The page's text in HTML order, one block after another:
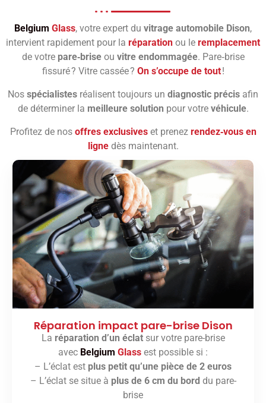
Belgium Glass, votre expert du vitrage automobile Dison,
intervient rapidement pour la réparation ou le remplacement
de votre pare‑briseou vitre endommagée. Pare‑brise
fissuré ? Vitre cassée ? On s’occupe de tout!
Nos spécialistes réalisent toujours un diagnostic précis afin
de déterminer la meilleure solution pour votre véhicule.
Profitez de nos offres exclusiveset prenez rendez‑vous en
lignedès maintenant.
Réparation impact pare-brise Dison
La réparation d’un éclatsur votre pare-brise
avec Belgium Glass est possible si :
– L’éclat est plus petit qu’une pièce de 2 euros
– L’éclat se situe à plus de 6 cm du bord du pare-
brise